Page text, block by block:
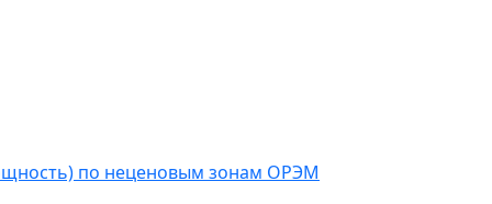
по неценовым зонам ОРЭМ